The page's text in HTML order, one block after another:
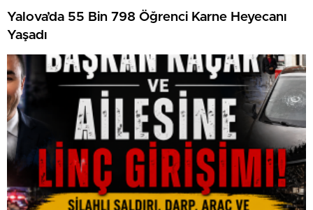
Yalova’da 55 Bin 798 Öğrenci Karne Heyecanı
Yaşadı